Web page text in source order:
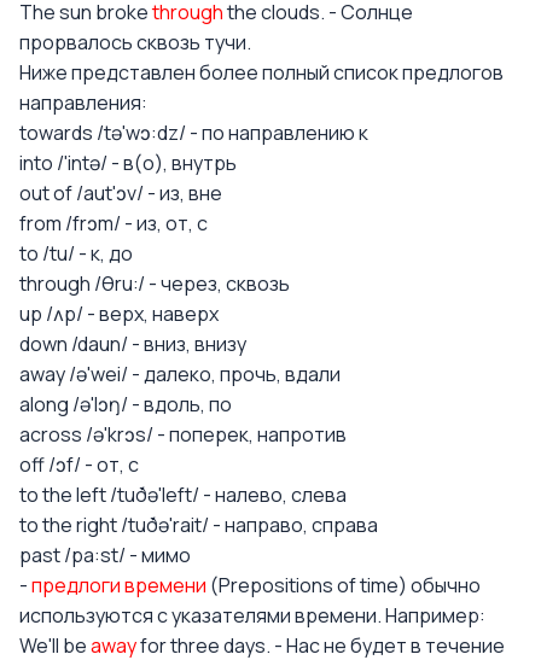
The sun brokethroughthe clouds. - Солнце
прорвалось сквозь тучи.
Ниже представлен более полный список предлогов
направления:
towards /tə'wɔ:dz/ - по направлению к
into /'intə/ - в(о), внутрь
out of /aut'ɔv/ - из, вне
from /frɔm/ - из, от, с
to /tu/ - к, до
through /θru:/ - через, сквозь
up /ʌp/ - верх, наверх
down /daun/ - вниз, внизу
away /ə'wei/ - далеко, прочь, вдали
along /ə'lɔŋ/ - вдоль, по
across /ə'krɔs/ - поперек, напротив
off /ɔf/ - от, с
to the left /tuðə'left/ - налево, слева
to the right /tuðə'rait/ - направо, справа
past /pa:st/ - мимо
-предлоги времени (Prepositions of time) обычно
используются с указателями времени. Например:
We'll beawayfor three days. - Нас не будет в течение